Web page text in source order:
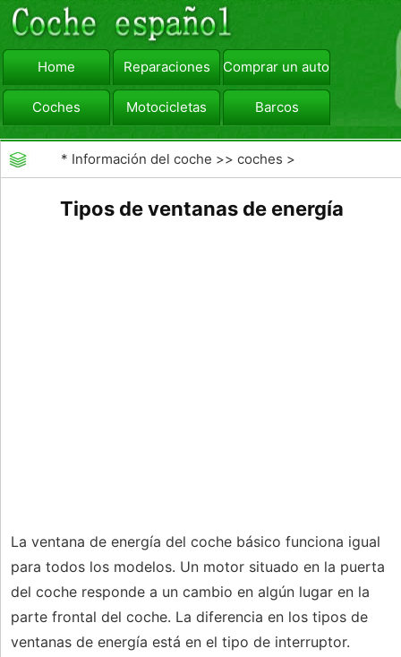
Home Reparaciones Comprar un automóvil
Coches Motocicletas Barcos
viajar Camiones
* Información del coche >>coches >
Tipos de ventanas de energía
La ventana de energía del coche básico funciona igual
para todos los modelos. Un motor situado en la puerta
del coche responde a un cambio en algún lugar en la
parte frontal del coche. La diferencia en los tipos de
ventanas de energía está en el tipo de interruptor.